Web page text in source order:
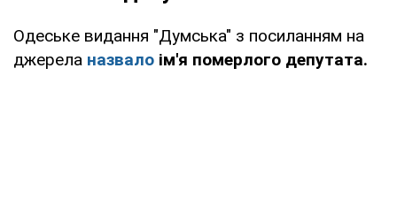
Одеське видання "Думська" з посиланням на
джерела назвало ім'я померлого депутата.